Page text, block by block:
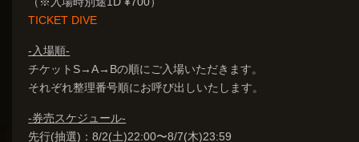
TICKET DIVE
-入場順-
チケットS→A→Bの順にご入場いただきます。
それぞれ整理番号順にお呼び出しいたします。
-券売スケジュール-
先行(抽選)：8/2(土)22:00〜8/7(木)23:59